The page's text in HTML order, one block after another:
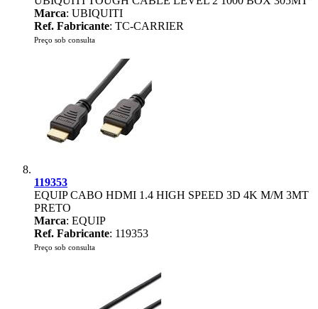
Marca: UBIQUITI
Ref. Fabricante: TC-CARRIER
Preço sob consulta
119353
EQUIP CABO HDMI 1.4 HIGH SPEED 3D 4K M/M 3MT
PRETO
Marca: EQUIP
Ref. Fabricante: 119353
Preço sob consulta